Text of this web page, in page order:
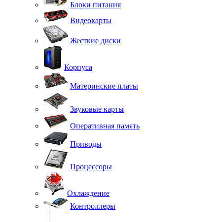
Блоки питания
Видеокарты
Жесткие диски
Корпуса
Материнские платы
Звуковые карты
Оперативная память
Приводы
Процессоры
Охлаждение
Контроллеры